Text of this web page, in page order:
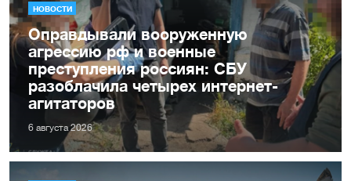
НОВОСТИ
Оправдывали вооруженную
агрессию рф и военные
преступления россиян: СБУ
разоблачила четырех интернет-
агитаторов
6 августа 2026